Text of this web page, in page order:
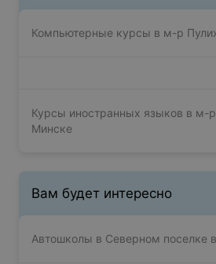
Компьютерные курсы в м-р
Курсы иностранных языков в м-
Минске
Вам будет интересно
Автошколы в Северном поселке